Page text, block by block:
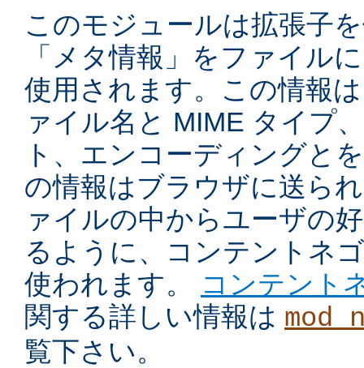
このモジュールは拡張子
「メタ情報」をファイル
使用されます。この情報
ァイル名と MIME タイプ
ト、エンコーディングと
の情報はブラウザに送ら
ァイルの中からユーザの
るように、コンテントネ
使われます。
コンテント
関する詳しい情報は
覧下さい。